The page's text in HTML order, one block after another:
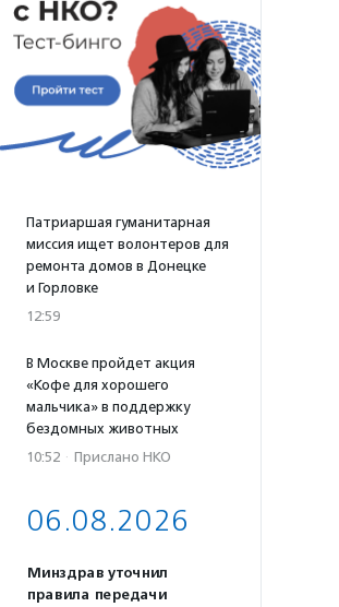
Патриаршая гуманитарная
миссия ищет волонтеров для
ремонта домов в Донецке
и Горловке
12:59
В Москве пройдет акция
«Кофе для хорошего
мальчика» в поддержку
бездомных животных
10:52 · Прислано НКО
06.08.2026
Минздрав уточнил
правила передачи